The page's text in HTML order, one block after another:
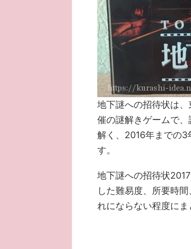
地下謎への招待状は
催の謎解きゲームで
解く、2016年までの3
す。
地下謎への招待状
した難易度、所要時
れにならない程度にま